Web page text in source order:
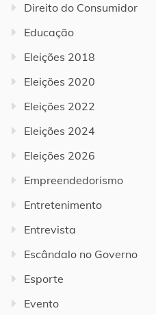
Direito do Consumidor
Educação
Eleições 2018
Eleições 2020
Eleições 2022
Eleições 2024
Eleições 2026
Empreendedorismo
Entretenimento
Entrevista
Escândalo no Governo
Esporte
Evento